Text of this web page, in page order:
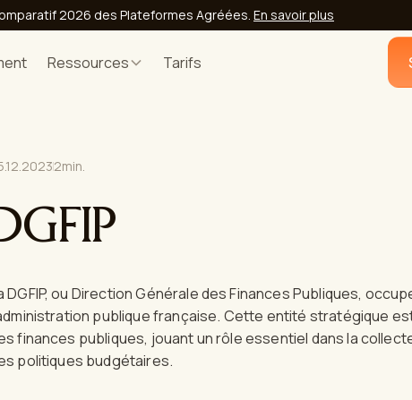
2026 des Plateformes Agréées. En savoir plus
Ressources Tarifs
2min.
DGFIP, ou Direction Générale des Finances Publiques,
publique française. Cette entité stratégique
finances publiques, jouant un rôle essentiel dans la
politiques budgétaires.